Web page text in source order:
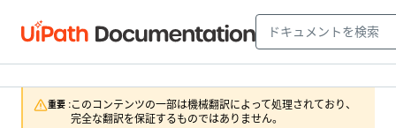
重要 :このコンテンツの一部は機械翻訳によって処理されており、
完全な翻訳を保証するものではありません。